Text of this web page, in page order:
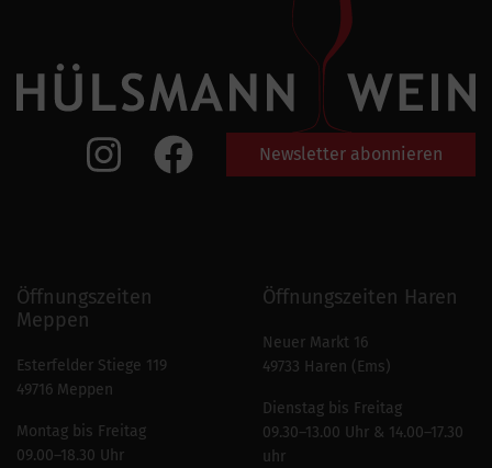
Newsletter abonnieren
Öffnungszeiten
Meppen
Esterfelder Stiege 119
49716 Meppen
Montag bis Freitag
09.00–18.30 Uhr
Öffnungszeiten Haren
Neuer Markt 16
49733 Haren (Ems)
Dienstag bis Freitag
09.30–13.00 Uhr & 14.00–17.30
uhr